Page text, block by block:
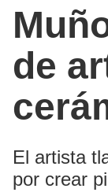
de
El artista
por crear